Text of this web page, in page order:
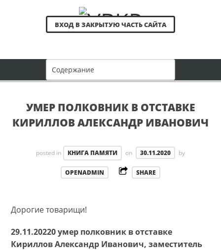
ВХОД В ЗАКРЫТУЮ ЧАСТЬ САЙТА
УМЕР ПОЛКОВНИК В ОТСТАВКЕ
КИРИЛЛОВ АЛЕКСАНДР ИВАНОВИЧ
posted in КНИГА ПАМЯТИ on 30.11.2020 by
OPENADMIN SHARE
Дорогие товарищи!
29.11.20220 умер полковник в отставке
Кириллов Александр Иванович, заместитель